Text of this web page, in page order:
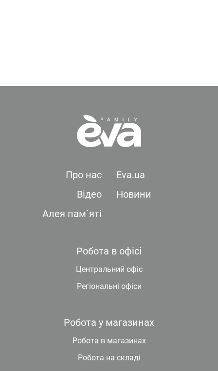
Про нас
Eva.ua
Відео
Новини
Алея пам`яті
Робота в офісі
Центральний офіс
Регіональні офіси
Робота у магазинах
Робота в магазинах
Робота на складі